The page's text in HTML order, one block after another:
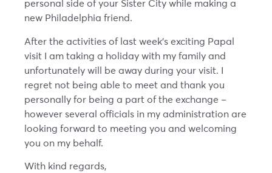
personal side of your Sister City while making a
new Philadelphia friend.
After the activities of last week’s exciting Papal
visit I am taking a holiday with my family and
unfortunately will be away during your visit. I
regret not being able to meet and thank you
personally for being a part of the exchange –
however several officials in my administration are
looking forward to meeting you and welcoming
you on my behalf.
With kind regards,